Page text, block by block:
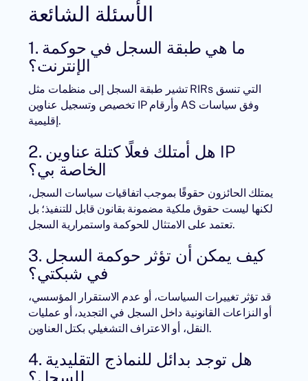
الأسئلة الشائعة
1. ما هي طبقة السجل في حوكمة
الإنترنت؟
تشير طبقة السجل إلى منظمات مثل RIRs التي تنسق
تخصيص وتسجيل عناوين IP وأرقام AS وفق سياسات
إقليمية.
2. هل أمتلك فعلًا كتلة عناوين IP
الخاصة بي؟
يمتلك الحائزون حقوقًا بموجب اتفاقيات سياسات السجل،
لكنها ليست حقوق ملكية مضمونة بقانون قابل للتنفيذ؛ بل
تعتمد على الامتثال للحوكمة واستمرارية السجل.
3. كيف يمكن أن تؤثر حوكمة السجل
في شبكتي؟
قد تؤثر تغييرات السياسات، أو عدم الاستقرار المؤسسي،
أو النزاعات القانونية داخل السجل في التجديد، أو عمليات
النقل، أو الاعتراف التشغيلي بكتل العناوين.
4. هل توجد بدائل للنماذج التقليدية
للسجل؟